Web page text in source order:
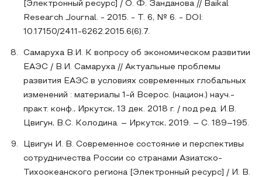
[Электронный ресурс] / О. Ф. Занданова // Baikal
Research Journal. - 2015. - Т. 6, № 6. - DOI:
10.17150/2411-6262.2015.6(6).7.
Самаруха В.И. К вопросу об экономическом развитии
ЕАЭС / В.И. Самаруха // Актуальные проблемы
развития ЕАЭС в условиях современных глобальных
изменений : материалы 1-й Всерос. (национ.) науч.-
практ. конф., Иркутск, 13 дек. 2018 г. / под ред. И.В.
Цвигун, В.С. Колодина. – Иркутск, 2019. – С. 189–195.
Цвигун И. В. Современное состояние и перспективы
сотрудничества России со странами Азиатско-
Тихоокеанского региона [Электронный ресурс] / И. В.